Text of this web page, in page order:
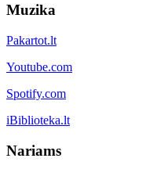
Muzika
Pakartot.lt
Youtube.com
Spotify.com
iBiblioteka.lt
Nariams